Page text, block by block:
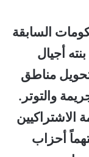
السابقة
أجيال
مناطق
والتوتر.
الاشتراكيين
أحزاب